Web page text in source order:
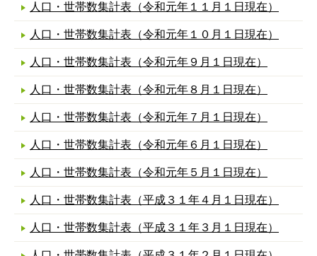
人口・世帯数集計表（令和元年１１月１日現在）
人口・世帯数集計表（令和元年１０月１日現在）
人口・世帯数集計表（令和元年９月１日現在）
人口・世帯数集計表（令和元年８月１日現在）
人口・世帯数集計表（令和元年７月１日現在）
人口・世帯数集計表（令和元年６月１日現在）
人口・世帯数集計表（令和元年５月１日現在）
人口・世帯数集計表（平成３１年４月１日現在）
人口・世帯数集計表（平成３１年３月１日現在）